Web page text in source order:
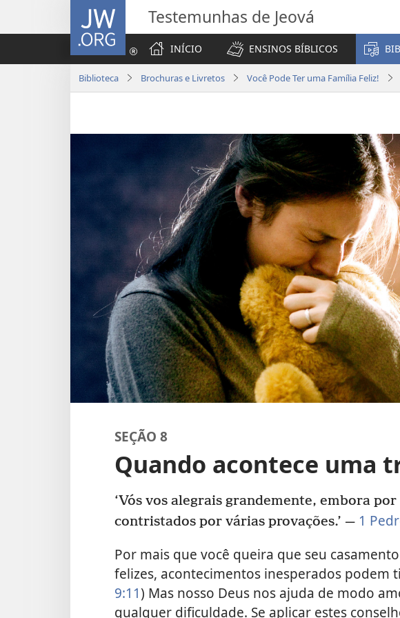
JW.ORG Testemunhas de Jeová
INÍCIO
ENSINOS BÍBLICOS
Biblioteca Brochuras e Livretos Você Pode Ter uma Família Feliz!
SEÇÃO 8
Quando acontece uma
‘Vós vos alegrais grandemente, embora
contristados por várias provações.’ — 1
Por mais que você queira que seu
felizes, acontecimentos inesperados podem
9:11) Mas nosso Deus nos ajuda de modo
qualquer dificuldade. Se aplicar estes